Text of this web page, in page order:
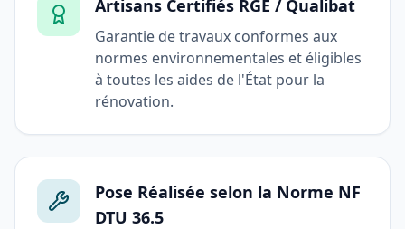
Artisans Certifiés RGE / Qualibat
Garantie de travaux conformes aux
normes environnementales et éligibles
à toutes les aides de l'État pour la
rénovation.
Pose Réalisée selon la Norme NF
DTU 36.5